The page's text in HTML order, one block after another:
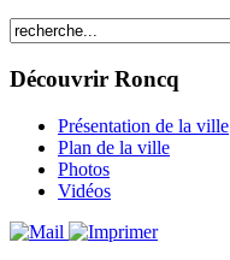
Découvrir Roncq
Présentation de la ville
Plan de la ville
Photos
Vidéos